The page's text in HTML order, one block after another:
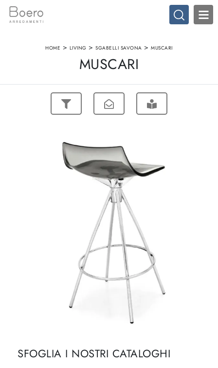
HOME > LIVING >SGABELLI SAVONA >MUSCARI
MUSCARI
SFOGLIA I NOSTRI CATALOGHI